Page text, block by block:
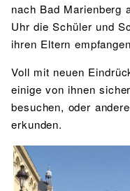
nach Bad Marienberg
Uhr die Schüler und
ihren Eltern
Voll mit neuen
einige von ihnen
besuchen, oder
erkunden.